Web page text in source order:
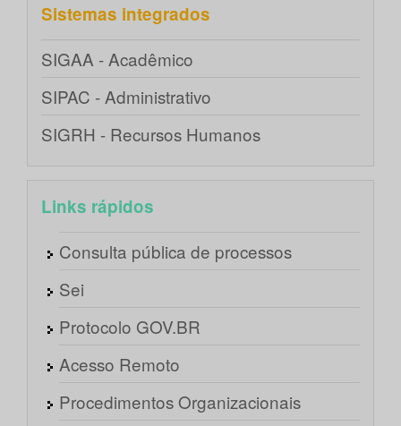
Sistemas integrados
SIGAA - Acadêmico
SIPAC - Administrativo
SIGRH - Recursos Humanos
Links rápidos
Consulta pública de processos
Sei
Protocolo GOV.BR
Acesso Remoto
Procedimentos Organizacionais